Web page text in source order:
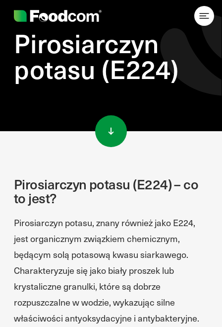
Pirosiarczyn
potasu (E224)
Pirosiarczyn potasu (E224) – co
to jest?
Pirosiarczyn potasu, znany również jako E224,
jest organicznym związkiem chemicznym,
będącym solą potasową kwasu siarkawego.
Charakteryzuje się jako biały proszek lub
krystaliczne granulki, które są dobrze
rozpuszczalne w wodzie, wykazując silne
właściwości antyoksydacyjne i antybakteryjne.